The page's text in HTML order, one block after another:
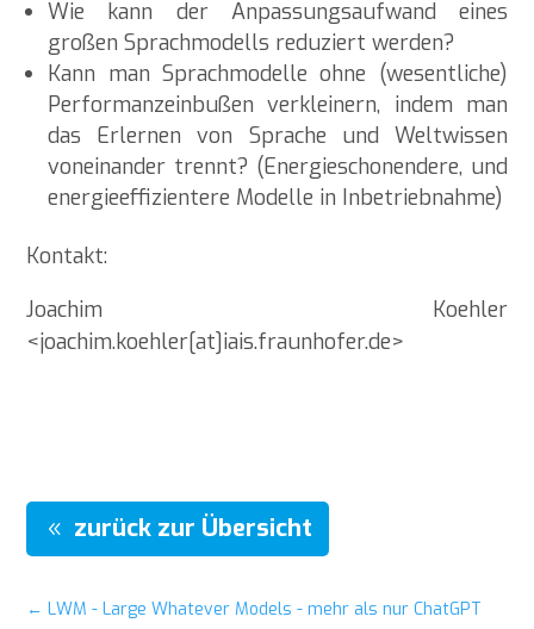
Wie kann der Anpassungsaufwand eines
großen Sprachmodells reduziert werden?
Kann man Sprachmodelle ohne (wesentliche)
Performanzeinbußen verkleinern, indem man
das Erlernen von Sprache und Weltwissen
voneinander trennt? (Energieschonendere, und
energieeffizientere Modelle in Inbetriebnahme)
Kontakt:
Joachim Koehler
<joachim.koehler[at]iais.fraunhofer.de>
zurück zur Übersicht
←LWM - Large Whatever Models - mehr als nur ChatGPT